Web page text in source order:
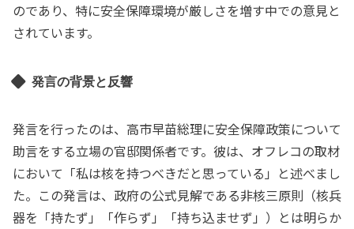
のであり、特に安全保障環境が厳しさを増す中での意見と
されています。
発言の背景と反響
発言を行ったのは、高市早苗総理に安全保障政策について
助言をする立場の官邸関係者です。彼は、オフレコの取材
において「私は核を持つべきだと思っている」と述べまし
た。この発言は、政府の公式見解である非核三原則（核兵
器を「持たず」「作らず」「持ち込ませず」）とは明らか